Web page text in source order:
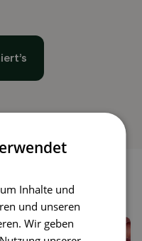
Inhalte und
und unseren
Wir geben